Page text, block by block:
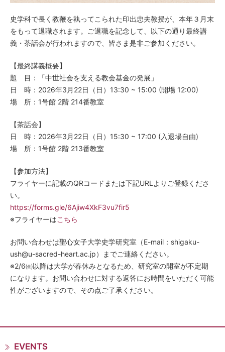
史学科で長く教鞭を執ってこられた印出忠夫教授が、本年３月末
をもって退職されます。ご退職を記念して、以下の通り最終講
義・茶話会が行われますので、皆さま是非ご参加ください。
【最終講義概要】
題 目：「中世社会を支える教会基金の発展」
日 時：2026年3月22日（日）13:30 ~ 15:00 (開場 12:00)
場 所：1号館 2階 214番教室
【茶話会】
日 時：2026年3月22日（日）15:30 ~ 17:00 (入退場自由)
場 所：1号館 2階 213番教室
【参加方法】
フライヤーに記載のQRコードまたは下記URLよりご登録くださ
い。
https://forms.gle/6Ajiw4XkF3vu7fir5
※フライヤーはこちら
お問い合わせは聖心女子大学史学研究室（E-mail：shigaku-
ush@u-sacred-heart.ac.jp）までご連絡ください。
※2/6㈮以降は大学が春休みとなるため、研究室の開室が不定期
になります。お問い合わせに対する返答にお時間をいただく可能
性がございますので、その点ご了承ください。
EVENTS